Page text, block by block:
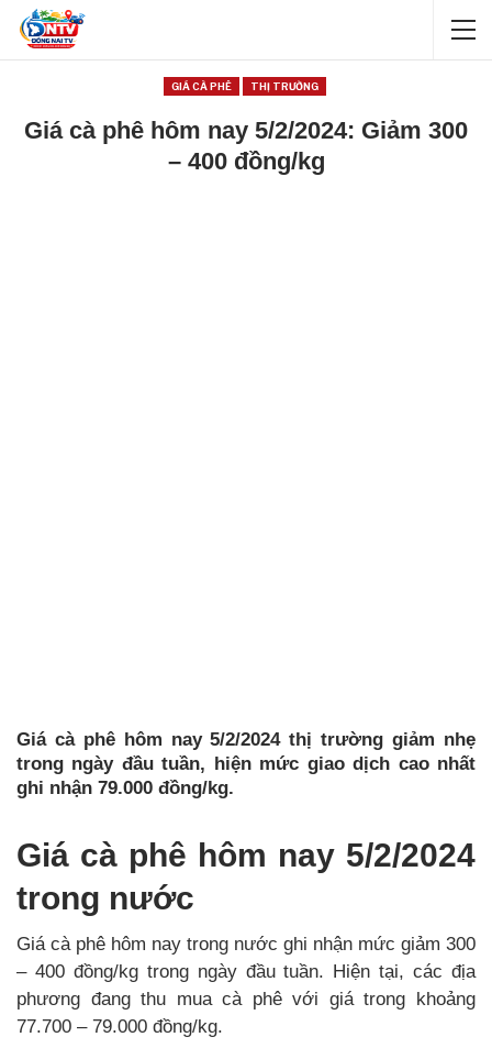
GIÁ CÀ PHÊ THỊ TRƯỜNG
Giá cà phê hôm nay 5/2/2024: Giảm 300
– 400 đồng/kg
Giá cà phê hôm nay 5/2/2024 thị trường giảm nhẹ
trong ngày đầu tuần, hiện mức giao dịch cao nhất
ghi nhận 79.000 đồng/kg.
Giá cà phê hôm nay 5/2/2024
trong nước
Giá cà phê hôm nay trong nước ghi nhận mức giảm 300
– 400 đồng/kg trong ngày đầu tuần. Hiện tại, các địa
phương đang thu mua cà phê với giá trong khoảng
77.700 – 79.000 đồng/kg.